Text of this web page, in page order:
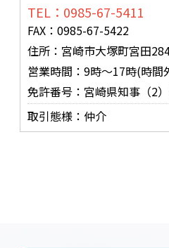
TEL：0985-67-5411
FAX：0985-67-5422
住所：宮崎市大塚町宮田
営業時間：9時～17時(時
免許番号：宮崎県知事（2
取引態様：仲介